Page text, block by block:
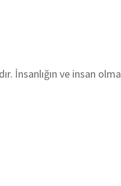
İnsanlığın ve insan